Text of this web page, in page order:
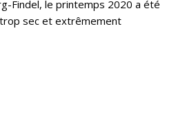
Findel, le printemps 2020 a été
sec et extrêmement